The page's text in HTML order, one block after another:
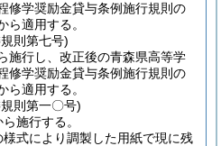
修学奨励金貸与条例施行規則の
ら適用する。
則第七号)
施行し、改正後の青森県高等学
修学奨励金貸与条例施行規則の
ら適用する。
則第一〇号)
施行する。
式により調製した用紙で現に残